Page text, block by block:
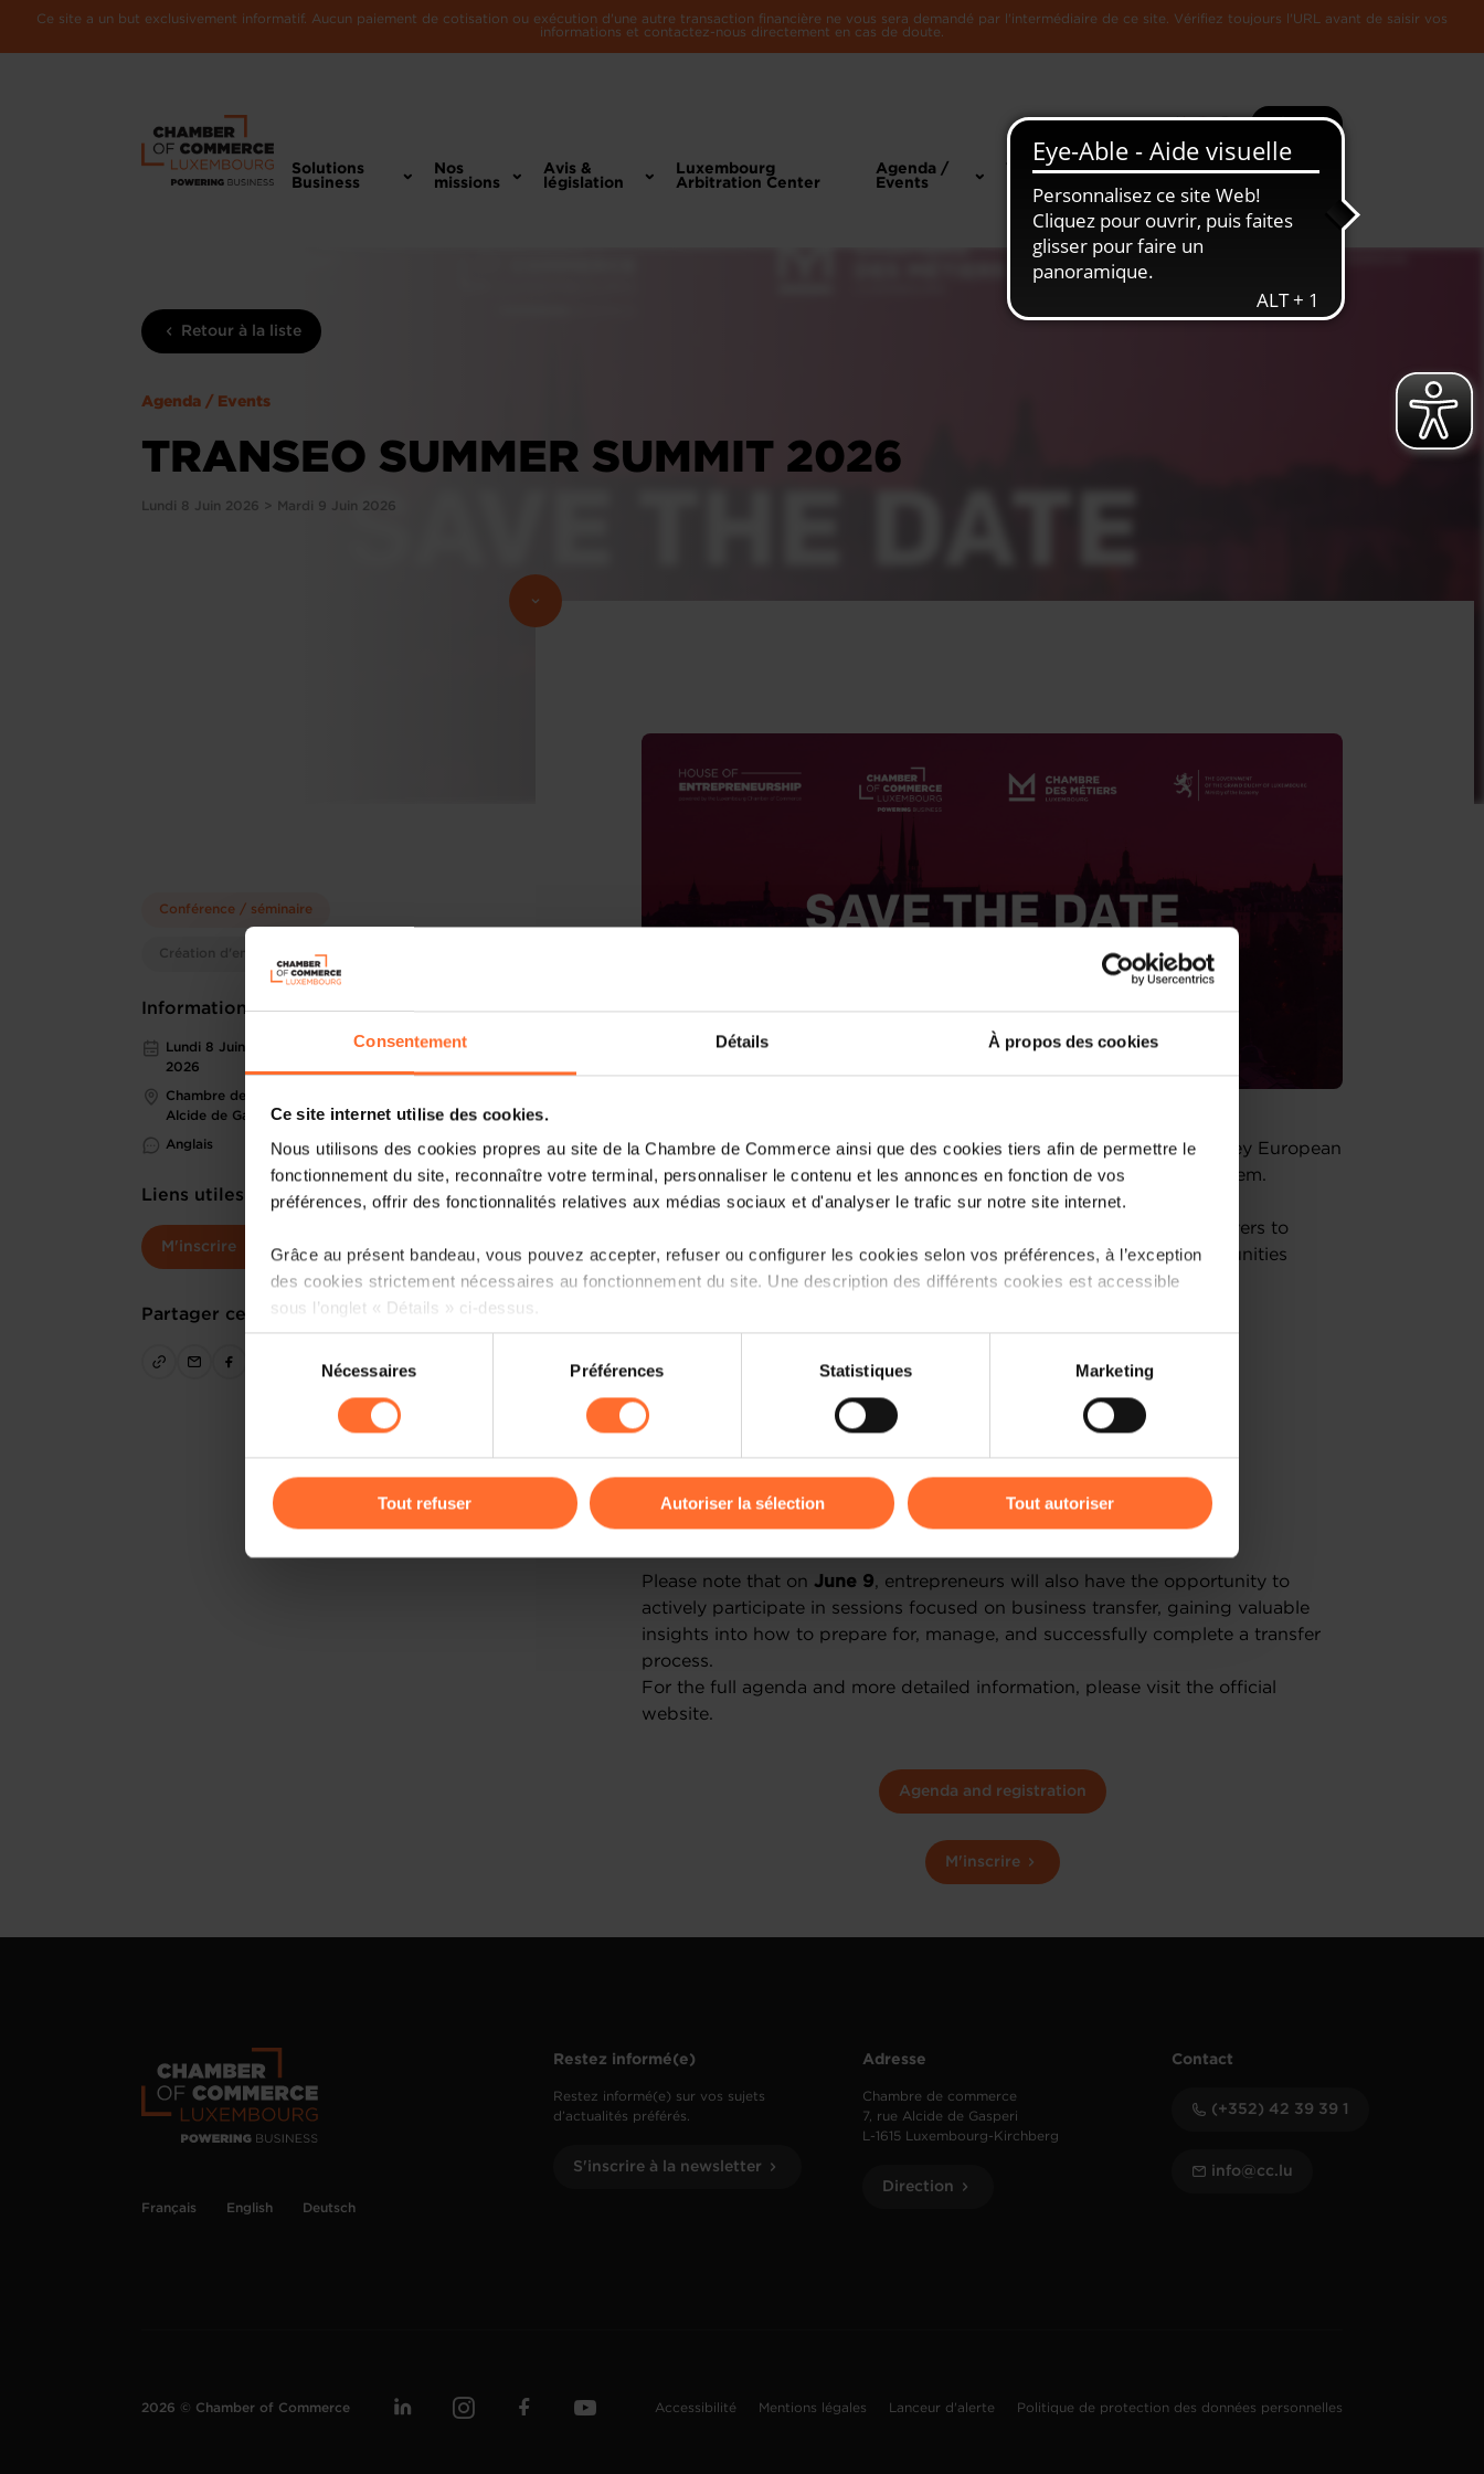
Consentement Détails À propos des cookies
Ce site internet utilise des cookies.
Nous utilisons des cookies propres au site de la Chambre de Commerce ainsi que des cookies tiers afin de permettre le
fonctionnement du site, reconnaître votre terminal, personnaliser le contenu et les annonces en fonction de vos
préférences, offrir des fonctionnalités relatives aux médias sociaux et d'analyser le trafic sur notre site internet.
Grâce au présent bandeau, vous pouvez accepter, refuser ou configurer les cookies selon vos préférences, à l’exception
des cookies strictement nécessaires au fonctionnement du site. Une description des différents cookies est accessible
sous l’onglet « Détails » ci-dessus.
Il est précisé que la navigation sur le site et certaines fonctionnalités (ex : lecture de vidéos, partage sur les réseaux
cas de refus de tous les cookies ou des cookies non nécessaires.
gauche de chaque page.
Charte d’usage des cookieset notre
Politique de protection des données
consentement
Nécessaires Préférences Statistiques Marketing
Tout refuser Autoriser la sélection Tout autoriser
Ce site a un but exclusivement informatif. Aucun paiement de cotisation ou exécution d'une autre transaction financière ne vous sera demandé par l'intermédiaire de ce site. Vérifiez toujours l'URL avant de saisir vos
informations et contactez-nous directement en cas de doute.
Recherche Plus
Solutions
Business
Nos
missions
Avis &
législation
Luxembourg
Arbitration Center
Agenda /
Events
Toute
L'Economie
Retour à la liste
Agenda / Events
TRANSEO SUMMER SUMMIT 2026
Lundi 8 Juin 2026 > Mardi 9 Juin 2026
Conférence / séminaire
Création d'entreprise
Informations pratiques
Lundi 8 Juin 2026 > Mardi 9 Juin
2026
Chambre de Commerce - 7 Rue
Alcide de Gasperi, L-1615
Anglais
Liens utiles
M'inscrire
Partager cet article
We are pleased to highlight theTranseo Summer Summit 2026 , a key European
event dedicated to business transfer and the entrepreneurial ecosystem.
This edition will bring together experts, advisors and key market players to
exchange best practices, explore current trends, and discuss opportunities
related to business transfer and company growth across Europe.
The programme includes:
Expert-led conferences and panel discussions
International networking opportunities
Practical insights
Perspectives on developments in the European market
Please note that on June 9, entrepreneurs will also have the opportunity to
actively participate in sessions focused on business transfer, gaining valuable
insights into how to prepare for, manage, and successfully complete a transfer
process.
For the full agenda and more detailed information, please visit the official
website.
Agenda and registration
M'inscrire
Français English Deutsch
Restez informé(e)
Restez informé(e) sur vos sujets
d’actualités préférés.
S'inscrire à la newsletter
Adresse
Chambre de commerce
7, rue Alcide de Gasperi
L-1615 Luxembourg-Kirchberg
Direction
Contact
(+352) 42 39 39 1
info@cc.lu
2026 © Chamber of Commerce Accessibilité Mentions légales Lanceur d'alerte Politique de protection des données personnelles